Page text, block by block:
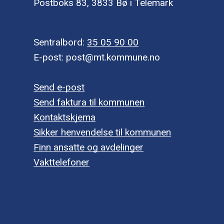
Postboks 83, 3833 Bø i Telemark
Sentralbord: 35 05 90 00
E-post: post@mt.kommune.no
Send e-post
Send faktura til kommunen
Kontaktskjema
Sikker henvendelse til kommunen
Finn ansatte og avdelinger
Vakttelefoner